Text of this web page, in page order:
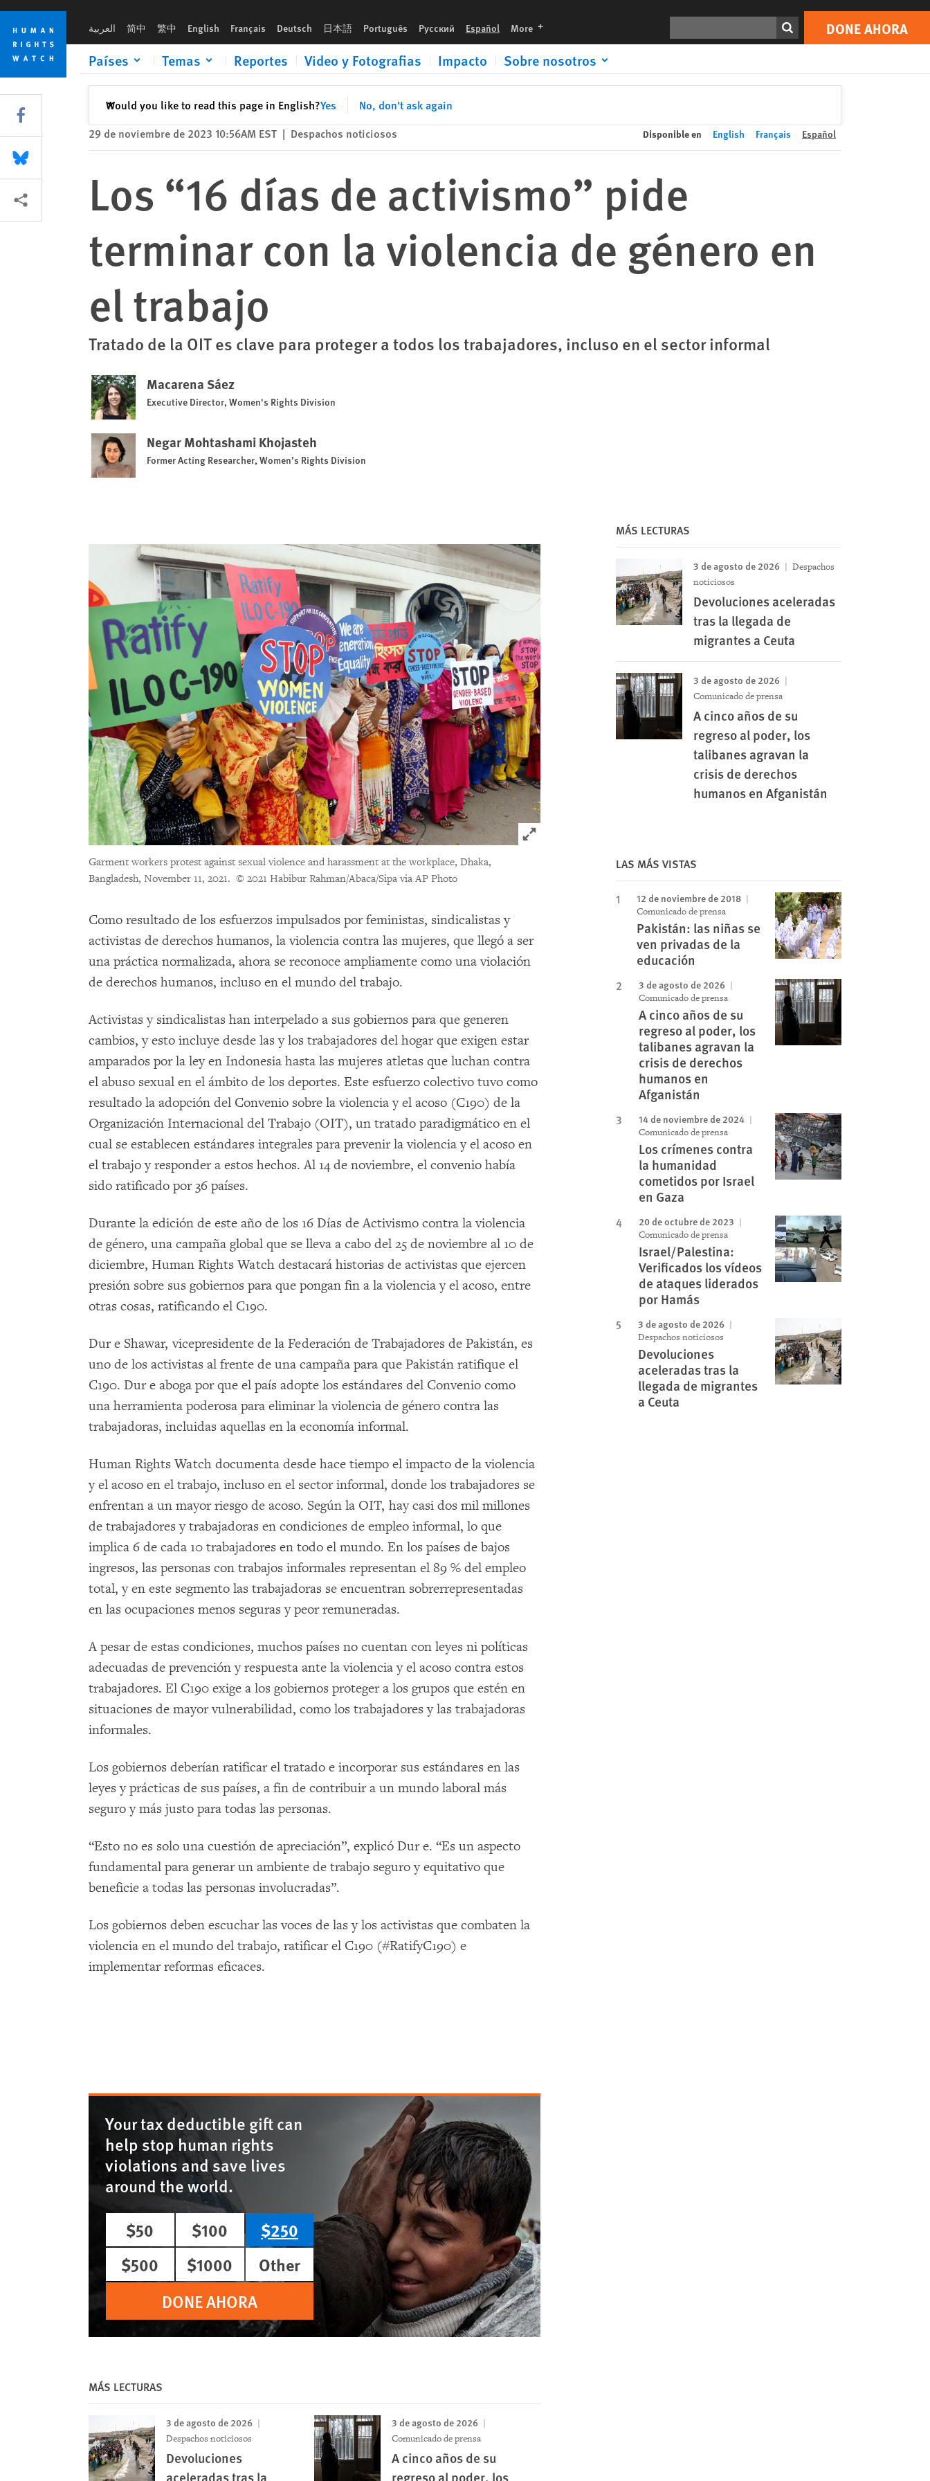
Skip
cookie
privacy
notice
Skip
main
content
العربية 简中 繁中 English Français Deutsch 日本語 Português Русский Español More languages DONE AHORA
Países Temas Reportes Video y Fotografias Impacto Sobre nosotros
Would you like to read this page in English?Yes No, don't ask again
✕Cerrar
Print DONE AHORA
29 de noviembre de 2023 10:56AM EST | Despachos noticiosos Disponible en English Français Español
Los “16 días de activismo” pide
terminar con la violencia de género en
el trabajo
Tratado de la OIT es clave para proteger a todos los trabajadores, incluso en el sector informal
Macarena Sáez
Executive Director, Women's Rights Division
Negar Mohtashami Khojasteh
Former Acting Researcher, Women’s Rights Division
Click to expand Image
Garment workers protest against sexual violence and harassment at the workplace, Dhaka,
Bangladesh, November 11, 2021. © 2021 Habibur Rahman/Abaca/Sipa via AP Photo
Como resultado de los esfuerzos impulsados por feministas, sindicalistas y
activistas de derechos humanos, la violencia contra las mujeres, que llegó a ser
una práctica normalizada, ahora se reconoce ampliamente como una violación
de derechos humanos, incluso en el mundo del trabajo.
Activistas y sindicalistas han interpelado a sus gobiernos para que generen
cambios, y esto incluye desde las y los trabajadores del hogar que exigen estar
amparados por la ley en Indonesia hasta las mujeres atletas que luchan contra
el abuso sexual en el ámbito de los deportes. Este esfuerzo colectivo tuvo como
resultado la adopción del Convenio sobre la violencia y el acoso (C190) de la
Organización Internacional del Trabajo (OIT), un tratado paradigmático en el
cual se establecen estándares integrales para prevenir la violencia y el acoso en
el trabajo y responder a estos hechos. Al 14 de noviembre, el convenio había
sido ratificado por 36 países.
Durante la edición de este año de los 16 Días de Activismo contra la violencia
de género, una campaña global que se lleva a cabo del 25 de noviembre al 10 de
diciembre, Human Rights Watch destacará historias de activistas que ejercen
presión sobre sus gobiernos para que pongan fin a la violencia y el acoso, entre
otras cosas, ratificando el C190.
Dur e Shawar, vicepresidente de la Federación de Trabajadores de Pakistán, es
uno de los activistas al frente de una campaña para que Pakistán ratifique el
C190. Dur e aboga por que el país adopte los estándares del Convenio como
una herramienta poderosa para eliminar la violencia de género contra las
trabajadoras, incluidas aquellas en la economía informal.
Human Rights Watch documenta desde hace tiempo el impacto de la violencia
y el acoso en el trabajo, incluso en el sector informal, donde los trabajadores se
enfrentan a un mayor riesgo de acoso. Según la OIT, hay casi dos mil millones
de trabajadores y trabajadoras en condiciones de empleo informal, lo que
implica 6 de cada 10 trabajadores en todo el mundo. En los países de bajos
ingresos, las personas con trabajos informales representan el 89 % del empleo
total, y en este segmento las trabajadoras se encuentran sobrerrepresentadas
en las ocupaciones menos seguras y peor remuneradas.
A pesar de estas condiciones, muchos países no cuentan con leyes ni políticas
adecuadas de prevención y respuesta ante la violencia y el acoso contra estos
trabajadores. El C190 exige a los gobiernos proteger a los grupos que estén en
situaciones de mayor vulnerabilidad, como los trabajadores y las trabajadoras
informales.
Los gobiernos deberían ratificar el tratado e incorporar sus estándares en las
leyes y prácticas de sus países, a fin de contribuir a un mundo laboral más
seguro y más justo para todas las personas.
“Esto no es solo una cuestión de apreciación”, explicó Dur e. “Es un aspecto
fundamental para generar un ambiente de trabajo seguro y equitativo que
beneficie a todas las personas involucradas”.
Los gobiernos deben escuchar las voces de las y los activistas que combaten la
violencia en el mundo del trabajo, ratificar el C190 (#RatifyC190) e
implementar reformas eficaces.
Your tax deductible gift can
help stop human rights
violations and save lives
around the world.
$50
$100
$250
$500
$1000
Other
DONE AHORA
MÁS LECTURAS
3 de agosto de 2026
Despachos noticiosos
Devoluciones
3 de agosto de 2026
Comunicado de prensa
A cinco años de su
MÁS LECTURAS
3 de agosto de 2026
Despachos
noticiosos
Devoluciones aceleradas
tras la llegada de
migrantes a Ceuta
3 de agosto de 2026
Comunicado de prensa
A cinco años de su
regreso al poder, los
talibanes agravan la
crisis de derechos
humanos en Afganistán
LAS MÁS VISTAS
12 de noviembre de 2018
Comunicado de prensa
Pakistán: las niñas se
ven privadas de la
educación
3 de agosto de 2026
Comunicado de prensa
A cinco años de su
regreso al poder, los
talibanes agravan la
crisis de derechos
humanos en
Afganistán
14 de noviembre de 2024
Comunicado de prensa
Los crímenes contra
la humanidad
cometidos por Israel
en Gaza
20 de octubre de 2023
Comunicado de prensa
Israel/Palestina:
Verificados los vídeos
de ataques liderados
por Hamás
3 de agosto de 2026
Despachos noticiosos
Devoluciones
aceleradas tras la
llegada de migrantes
a Ceuta
Share this via Facebook
Share this via Bluesky
Share this via Compartir